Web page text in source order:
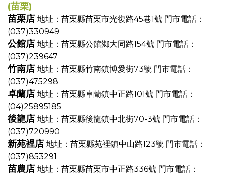
(苗栗)
苗栗店 地址：苗栗縣苗栗市光復路45巷1號 門市電話：
(037)330949
公館店 地址：苗栗縣公館鄉大同路154號 門市電話：
(037)239647
竹南店 地址：苗栗縣竹南鎮博愛街73號 門市電話：
(037)475298
卓蘭店 地址：苗栗縣卓蘭鎮中正路101號 門市電話：
(04)25895185
後龍店 地址：苗栗縣後龍鎮中北街70-3號 門市電話：
(037)720990
新苑裡店 地址：苗栗縣苑裡鎮中山路123號 門市電話：
(037)853291
苗農店 地址：苗栗縣苗栗市中正路336號 門市電話：